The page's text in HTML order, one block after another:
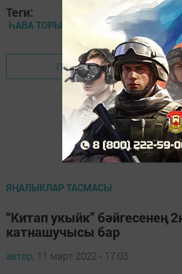
Теги:
ҺАВА ТОРЫШЫ
Перейти на страницу
ЯҢАЛЫКЛАР ТАСМАСЫ
“Китап укыйк” бәйгесенең
катнашучысы бар
автор, 11 март 2022 - 17:03